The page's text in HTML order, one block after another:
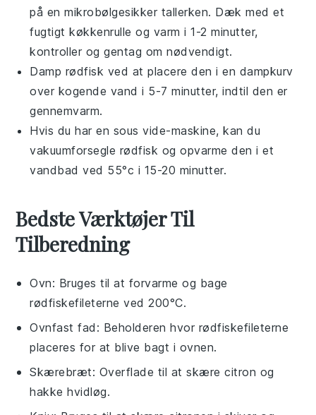
på en mikrobølgesikker tallerken. Dæk med et
fugtigt køkkenrulle og varm i 1-2 minutter,
kontroller og gentag om nødvendigt.
Damp rødfisk ved at placere den i en dampkurv
over kogende vand i 5-7 minutter, indtil den er
gennemvarm.
Hvis du har en sous vide-maskine, kan du
vakuumforsegle rødfisk og opvarme den i et
vandbad ved 55°c i 15-20 minutter.
Bedste Værktøjer Til
Tilberedning
Ovn: Bruges til at forvarme og bage
rødfiskefileterne ved 200°C.
Ovnfast fad : Beholderen hvor rødfiskefileterne
placeres for at blive bagt i ovnen.
Skærebræt: Overflade til at skære citron og
hakke hvidløg.